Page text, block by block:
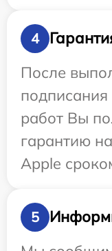
4
После
работ Вы
гарантию
Apple
5